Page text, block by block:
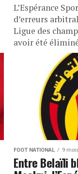
L’Espérance
d’erreurs
Ligue des
avoir été
FOOT NATIONAL 9
Entre Belaïli